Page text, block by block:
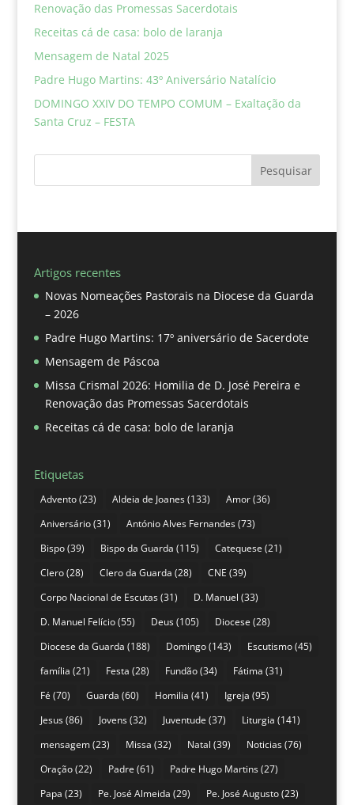
Renovação das Promessas Sacerdotais
Receitas cá de casa: bolo de laranja
Mensagem de Natal 2025
Padre Hugo Martins: 43º Aniversário Natalício
DOMINGO XXIV DO TEMPO COMUM – Exaltação da
Santa Cruz – FESTA
Pesquisar
Artigos recentes
Novas Nomeações Pastorais na Diocese da Guarda
– 2026
Padre Hugo Martins: 17º aniversário de Sacerdote
Mensagem de Páscoa
Missa Crismal 2026: Homilia de D. José Pereira e
Renovação das Promessas Sacerdotais
Receitas cá de casa: bolo de laranja
Etiquetas
Advento(23) Aldeia de Joanes(133) Amor(36)
Aniversário(31) António Alves Fernandes(73)
Bispo(39) Bispo da Guarda (115) Catequese (21)
Clero(28) Clero da Guarda (28) CNE (39)
Corpo Nacional de Escutas(31) D. Manuel (33)
D. Manuel Felício(55) Deus(105) Diocese (28)
Diocese da Guarda (188) Domingo(143) Escutismo(45)
família (21) Festa (28) Fundão(34) Fátima (31)
Fé (70) Guarda (60) Homilia (41) Igreja (95)
Jesus(86) Jovens(32) Juventude (37) Liturgia (141)
mensagem(23) Missa (32) Natal (39) Noticias(76)
Oração(22) Padre (61) Padre Hugo Martins(27)
Papa (23) Pe. José Almeida (29) Pe. José Augusto(23)